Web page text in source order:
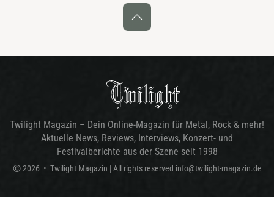
Twilight Magazin – Dein Online-Magazin für Metal, Rock & mehr!
Aktuelle News, Reviews, Interviews, Konzert- und
Festivalberichte aus der Szene seit 1998
© 2026 • Twilight Magazin | All rights reserved info@twilight-magazin.de